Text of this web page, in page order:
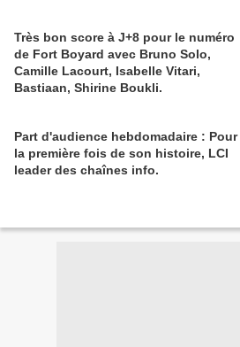
Très bon score à J+8 pour le numéro
de Fort Boyard avec Bruno Solo,
Camille Lacourt, Isabelle Vitari,
Bastiaan, Shirine Boukli.
Part d'audience hebdomadaire : Pour
la première fois de son histoire, LCI
leader des chaînes info.